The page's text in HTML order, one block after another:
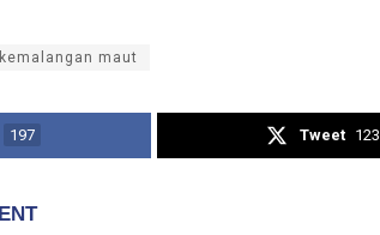
kemalangan maut
197 Tweet 123